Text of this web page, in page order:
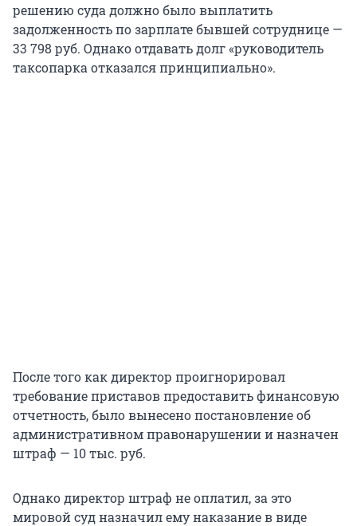
решению суда должно было выплатить
задолженность по зарплате бывшей сотруднице —
33 798 руб. Однако отдавать долг «руководитель
таксопарка отказался принципиально».
После того как директор проигнорировал
требование приставов предоставить финансовую
отчетность, было вынесено постановление об
административном правонарушении и назначен
штраф — 10 тыс. руб.
Однако директор штраф не оплатил, за это
мировой суд назначил ему наказание в виде